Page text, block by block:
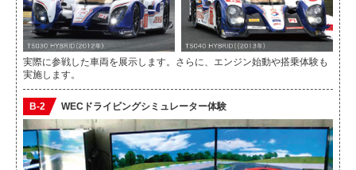
実際に参戦した車両を展示します。さらに、エンジン始動や搭乗体験も
実施します。
B-2 WECドライビングシミュレーター体験